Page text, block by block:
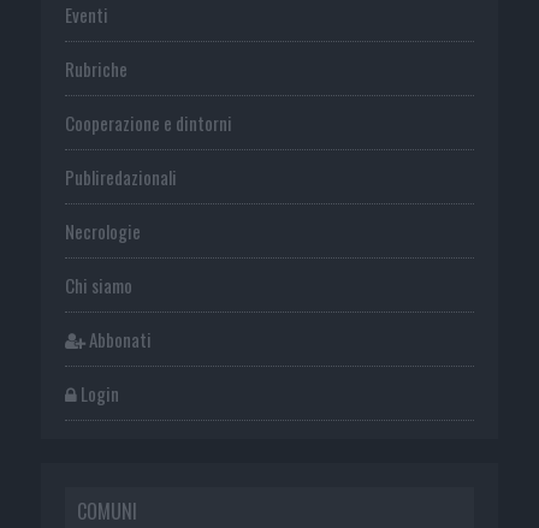
Eventi
Rubriche
Cooperazione e dintorni
Publiredazionali
Necrologie
Chi siamo
Abbonati
Login
COMUNI